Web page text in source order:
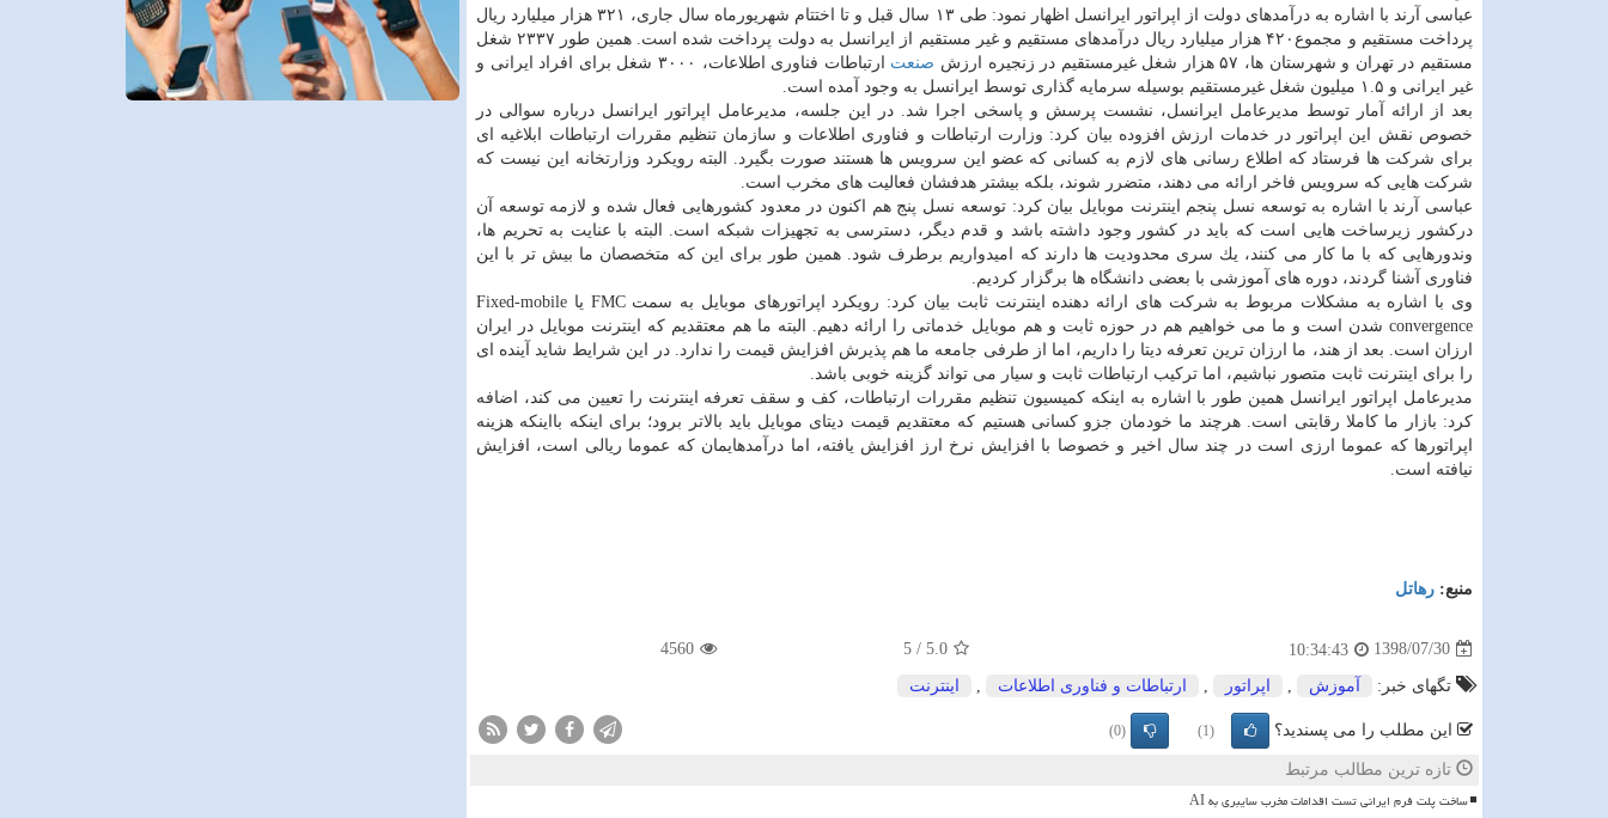
عباسی آرند با اشاره به درآمدهای دولت از اپراتور ایرانسل اظهار نمود: طی ۱۳ سال قبل و تا اختتام شهریورماه سال جاری، ۳۲۱ هزار میلیارد ریال
پرداخت مستقیم و مجموع۴۲۰ هزار میلیارد ریال درآمدهای مستقیم و غیر مستقیم از ایرانسل به دولت پرداخت شده است. همین طور ۲۳۳۷ شغل
مستقیم در تهران و شهرستان ها، ۵۷ هزار شغل غیرمستقیم در زنجیره ارزش
صنعت
ارتباطات فناوری اطلاعات، ۳۰۰۰ شغل برای افراد ایرانی و
غیر ایرانی و ۱.۵ میلیون شغل غیرمستقیم بوسیله سرمایه گذاری توسط ایرانسل به وجود آمده است.
بعد از ارائه آمار توسط مدیرعامل ایرانسل، نشست پرسش و پاسخی اجرا شد. در این جلسه، مدیرعامل اپراتور ایرانسل درباره سوالی در
خصوص نقش این اپراتور در خدمات ارزش افزوده بیان كرد: وزارت ارتباطات و فناوری اطلاعات و سازمان تنظیم مقررات ارتباطات ابلاغیه ای
برای شركت ها فرستاد كه اطلاع رسانی های لازم به كسانی كه عضو این سرویس ها هستند صورت بگیرد. البته رویكرد وزارتخانه این نیست كه
شركت هایی كه سرویس فاخر ارائه می دهند، متضرر شوند، بلكه بیشتر هدفشان فعالیت های مخرب است.
عباسی آرند با اشاره به توسعه نسل پنجم اینترنت موبایل بیان كرد: توسعه نسل پنج هم اكنون در معدود كشورهایی فعال شده و لازمه توسعه آن
دركشور زیرساخت هایی است كه باید در كشور وجود داشته باشد و قدم دیگر، دسترسی به تجهیزات شبكه است. البته با عنایت به تحریم ها،
وندورهایی كه با ما كار می كنند، یك سری محدودیت ها دارند كه امیدواریم برطرف شود. همین طور برای این كه متخصصان ما بیش تر با این
فناوری آشنا گردند، دوره های آموزشی با بعضی دانشگاه ها برگزار كردیم.
وی با اشاره به مشكلات مربوط به شركت های ارائه دهنده اینترنت ثابت بیان كرد: رویكرد اپراتورهای موبایل به سمت FMC یا Fixed-mobile
convergence شدن است و ما می خواهیم هم در حوزه ثابت و هم موبایل خدماتی را ارائه دهیم. البته ما هم معتقدیم كه اینترنت موبایل در ایران
ارزان است. بعد از هند، ما ارزان ترین تعرفه دیتا را داریم، اما از طرفی جامعه ما هم پذیرش افزایش قیمت را ندارد. در این شرایط شاید آینده ای
را برای اینترنت ثابت متصور نباشیم، اما تركیب ارتباطات ثابت و سیار می تواند گزینه خوبی باشد.
مدیرعامل اپراتور ایرانسل همین طور با اشاره به اینكه كمیسیون تنظیم مقررات ارتباطات، كف و سقف تعرفه اینترنت را تعیین می كند، اضافه
كرد: بازار ما كاملا رقابتی است. هرچند ما خودمان جزو كسانی هستیم كه معتقدیم قیمت دیتای موبایل باید بالاتر برود؛ برای اینكه بااینكه هزینه
اپراتورها كه عموما ارزی است در چند سال اخیر و خصوصا با افزایش نرخ ارز افزایش یافته، اما درآمدهایمان كه عموما ریالی است، افزایش
نیافته است.
منبع: رهاتل
1398/07/30
10:34:43
5.0
/
5
4560
تگهای خبر: آموزش اپراتور ارتباطات و فناوری اطلاعات اینترنت
این مطلب را می پسندید؟ (1)
(0)
تازه ترین مطالب مرتبط
ساخت پلت فرم ایرانی تست اقدامات مخرب سایبری به AI